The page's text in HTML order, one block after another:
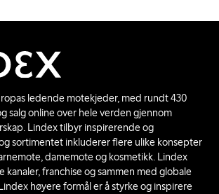
ledende motekjeder, med rundt 430
salg online over hele verden gjennom
Lindex tilbyr inspirerende og
sortimentet inkluderer flere ulike konsepter
damemote og kosmetikk. Lindex
kanaler, franchise og sammen med globale
høyere formål er å styrke og inspirere